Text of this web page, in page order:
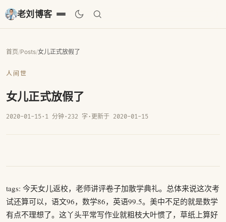
老刘博客
首页/Posts/女儿正式放假了
人间世
女儿正式放假了
2020-01-15· 1 分钟· 232 字 · 更新于 2020-01-15
tags: 今天女儿返校，老师讲评卷子加散学典礼。总体来说这次考
试还算可以，语文96，数学86，英语99.5。美中不足的就是数学
有点不理想了。这丫头平常写作业就粗枝大叶惯了，草纸上算好